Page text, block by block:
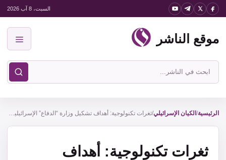
انتقل
المحتوى
السبت، 8 آب 2026
موقع الناشر
ابحث
في
الناشر
الرئيسية/ الكيان الإسرائيلي/ ثغرات تكنولوجية: أهداف تشكيل وزارة “الدفاع” الإسرائيلية إدارة للذكاء الاصطناعي
ثغرات تكنولوجية: أهداف